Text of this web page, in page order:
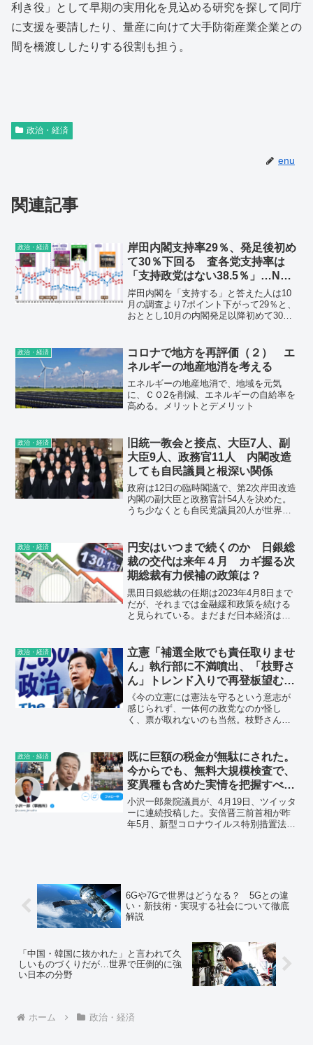
利き役」として早期の実用化を見込める研究を探して同庁
に支援を要請したり、量産に向けて大手防衛産業企業との
間を橋渡ししたりする役割も担う。
政治・経済
enu
関連記事
政治・経済
岸田内閣支持率29％、発足後初め
て30％下回る 査各党支持率は
「支持政党はない38.5％」…NHK
世論調査
岸田内閣を「支持する」と答えた人は10
月の調査より7ポイント下がって29％と、
おととし10月の内閣発足以降初めて30％
ととし8月の菅内閣の支持率と並び、最低
の水準となりました。
政治・経済
コロナで地方を再評価（２） エ
ネルギーの地産地消を考える
エネルギーの地産地消で、地域を元気
に、ＣＯ2を削減、エネルギーの自給率を
高める。メリットとデメリット
政治・経済
旧統一教会と接点、大臣7人、副
大臣9人、政務官11人 内閣改造
しても自民議員と根深い関係
政府は12日の臨時閣議で、第2次岸田改造
内閣の副大臣と政務官計54人を決めた。
うち少なくとも自民党議員20人が世界平
点があったことを本人や事務所が認め
た。改造内閣発足時の閣僚に続き、自民
党議員との根深い関係が露呈。秋の臨時
国会で野党は厳しく追及する構えで、岸
田文雄首相らの説明責任が問われる。
政治・経済
円安はいつまで続くのか 日銀総
裁の交代は来年４月 カギ握る次
期総裁有力候補の政策は？
黒田日銀総裁の任期は2023年4月8日まで
だが、それまでは金融緩和政策を続ける
と見られている。まだまだ日本経済は緩
なると、円安は今後とも続いていくこと
になり、2022年末には1ドル140円を超
し、2023年末には1ドル150円弱になると
見られている。
政治・経済
立憲「補選全敗でも責任取りませ
ん」執行部に不満噴出、「枝野さ
ん」トレンド入りで再登板望む人
も
《今の立憲には憲法を守るという意志が
感じられず、一体何の政党なのか怪し
く、票が取れないのも当然。枝野さんに
るよ！ それでいいのか！ 枝野幸
男！ 他の立憲民主党議員もそれでいい
のか！》
政治・経済
既に巨額の税金が無駄にされた。
今からでも、無料大規模検査で、
変異種も含めた実情を把握すべ
き。 小沢一郎衆議院議員
小沢一郎衆院議員が、4月19日、ツイッタ
ーに連続投稿した。安倍晋三前首相が昨
年5月、新型コロナウイルス特別措置法に
きではないか」と指摘した。コロナ対策
に関しては、今からでも、無料大規模検
査で、変異種も含めた実情を把握すべき
6Gや7Gで世界はどうなる？ 5Gとの違
い・新技術・実現する社会について徹底
解説
「中国・韓国に抜かれた」と言われて久
しいものづくりだが…世界で圧倒的に強
い日本の分野
ホーム 政治・経済